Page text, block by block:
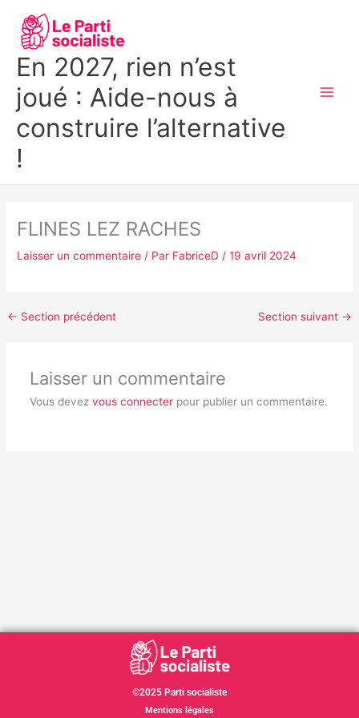
contenu
En 2027, rien n’est
joué : Aide-nous à
construire l’alternative
!
FLINES LEZ RACHES
Laisser un commentaire / Par FabriceD/19 avril 2024
← Section précédent Section suivant →
Laisser un commentaire
Vous devez vous connecterpour publier un commentaire.
©2025 Parti socialiste
Mentions légales